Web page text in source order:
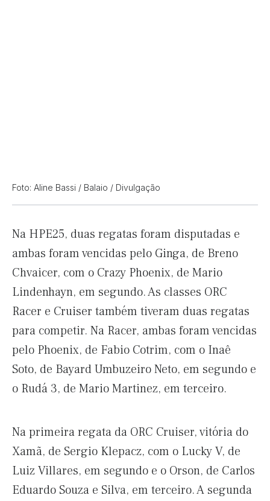
Foto: Aline Bassi / Balaio / Divulgação
Na HPE25, duas regatas foram disputadas e
ambas foram vencidas pelo Ginga, de Breno
Chvaicer, com o Crazy Phoenix, de Mario
Lindenhayn, em segundo. As classes ORC
Racer e Cruiser também tiveram duas regatas
para competir. Na Racer, ambas foram vencidas
pelo Phoenix, de Fabio Cotrim, com o Inaê
Soto, de Bayard Umbuzeiro Neto, em segundo e
o Rudá 3, de Mario Martinez, em terceiro.
Na primeira regata da ORC Cruiser, vitória do
Xamã, de Sergio Klepacz, com o Lucky V, de
Luiz Villares, em segundo e o Orson, de Carlos
Eduardo Souza e Silva, em terceiro. A segunda